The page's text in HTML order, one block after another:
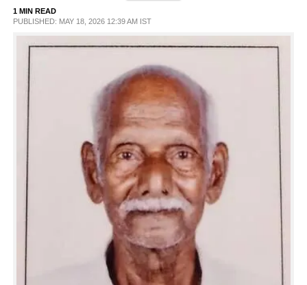
PHOTOS
ART
ASTRO
CARTOONS
1 MIN READ
PUBLISHED: MAY 18, 2026 12:39 AM IST